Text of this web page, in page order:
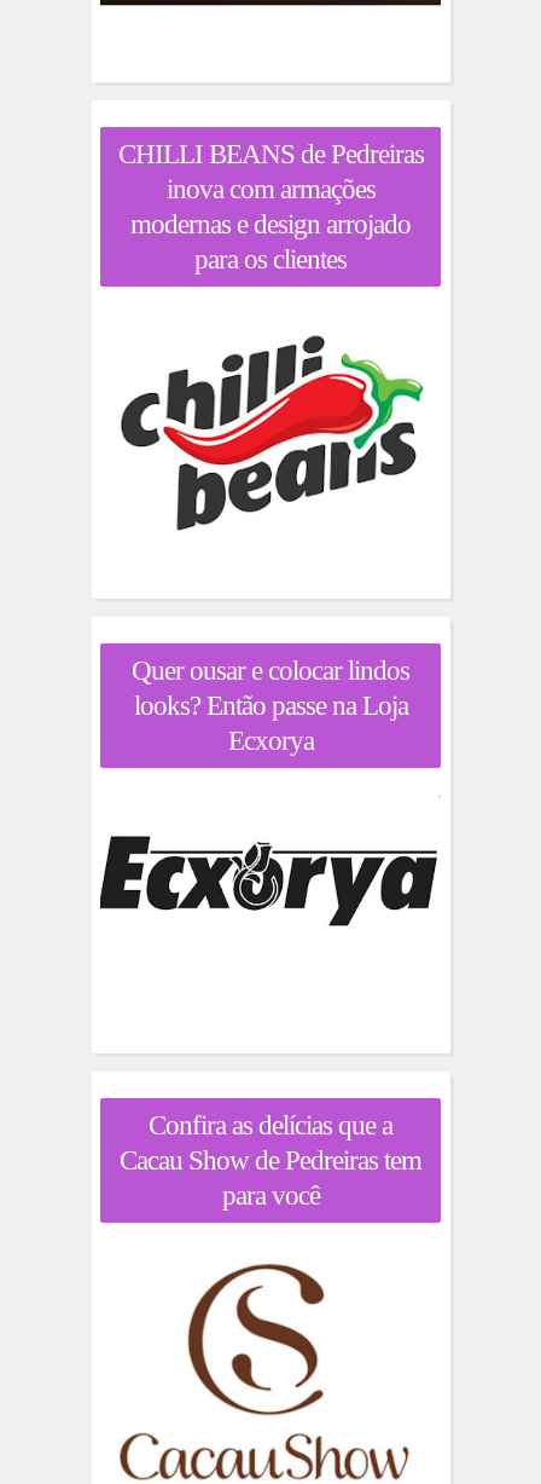
CHILLI BEANS de Pedreiras
inova com armações
modernas e design arrojado
para os clientes
Quer ousar e colocar lindos
looks? Então passe na Loja
Ecxorya
Confira as delícias que a
Cacau Show de Pedreiras tem
para você